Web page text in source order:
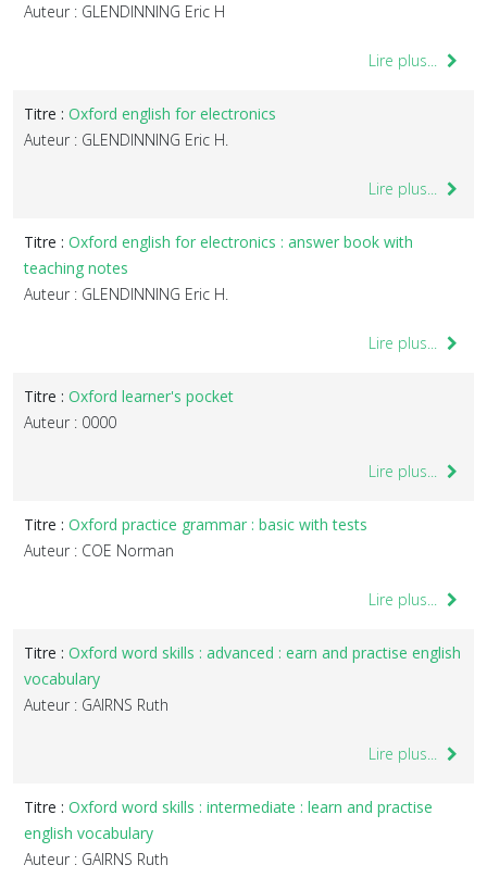
Auteur : GLENDINNING Eric H
Lire plus...
Titre : Oxford english for electronics
Auteur : GLENDINNING Eric H.
Lire plus...
Titre : Oxford english for electronics : answer book with
teaching notes
Auteur : GLENDINNING Eric H.
Lire plus...
Titre : Oxford learner's pocket
Auteur : 0000
Lire plus...
Titre : Oxford practice grammar : basic with tests
Auteur : COE Norman
Lire plus...
Titre : Oxford word skills : advanced : earn and practise english
vocabulary
Auteur : GAIRNS Ruth
Lire plus...
Titre : Oxford word skills : intermediate : learn and practise
english vocabulary
Auteur : GAIRNS Ruth